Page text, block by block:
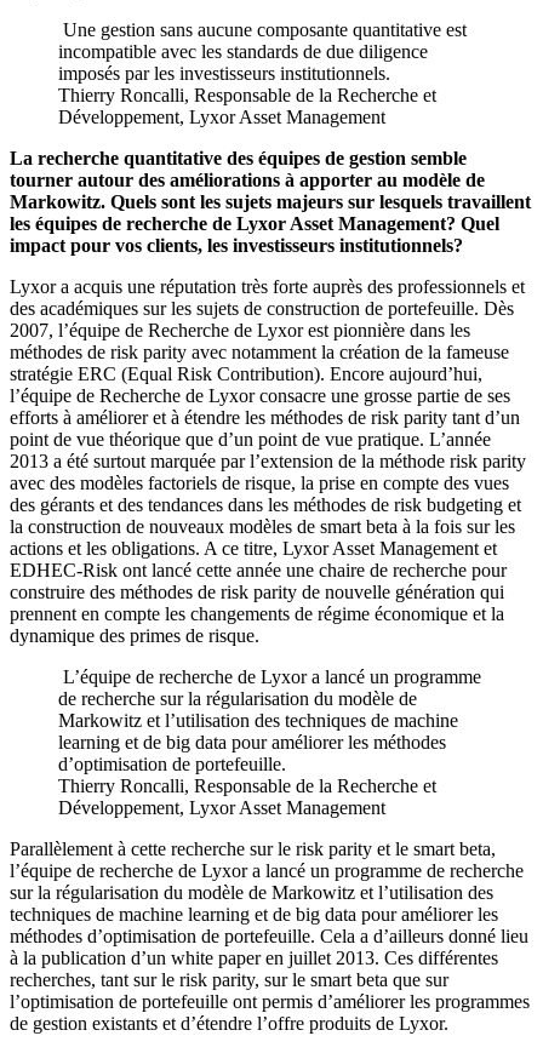
Une gestion sans aucune composante quantitative est
incompatible avec les standards de due diligence
imposés par les investisseurs institutionnels.
Thierry Roncalli, Responsable de la Recherche et
Développement, Lyxor Asset Management
La recherche quantitative des équipes de gestion semble
tourner autour des améliorations à apporter au modèle de
Markowitz. Quels sont les sujets majeurs sur lesquels travaillent
les équipes de recherche de Lyxor Asset Management? Quel
impact pour vos clients, les investisseurs institutionnels?
Lyxor a acquis une réputation très forte auprès des professionnels et
des académiques sur les sujets de construction de portefeuille. Dès
2007, l’équipe de Recherche de Lyxor est pionnière dans les
méthodes de risk parity avec notamment la création de la fameuse
stratégie ERC (Equal Risk Contribution). Encore aujourd’hui,
l’équipe de Recherche de Lyxor consacre une grosse partie de ses
efforts à améliorer et à étendre les méthodes de risk parity tant d’un
point de vue théorique que d’un point de vue pratique. L’année
2013 a été surtout marquée par l’extension de la méthode risk parity
avec des modèles factoriels de risque, la prise en compte des vues
des gérants et des tendances dans les méthodes de risk budgeting et
la construction de nouveaux modèles de smart beta à la fois sur les
actions et les obligations. A ce titre, Lyxor Asset Management et
EDHEC-Risk ont lancé cette année une chaire de recherche pour
construire des méthodes de risk parity de nouvelle génération qui
prennent en compte les changements de régime économique et la
dynamique des primes de risque.
L’équipe de recherche de Lyxor a lancé un programme
de recherche sur la régularisation du modèle de
Markowitz et l’utilisation des techniques de machine
learning et de big data pour améliorer les méthodes
d’optimisation de portefeuille.
Thierry Roncalli, Responsable de la Recherche et
Développement, Lyxor Asset Management
Parallèlement à cette recherche sur le risk parity et le smart beta,
l’équipe de recherche de Lyxor a lancé un programme de recherche
sur la régularisation du modèle de Markowitz et l’utilisation des
techniques de machine learning et de big data pour améliorer les
méthodes d’optimisation de portefeuille. Cela a d’ailleurs donné lieu
à la publication d’un white paper en juillet 2013. Ces différentes
recherches, tant sur le risk parity, sur le smart beta que sur
l’optimisation de portefeuille ont permis d’améliorer les programmes
de gestion existants et d’étendre l’offre produits de Lyxor.